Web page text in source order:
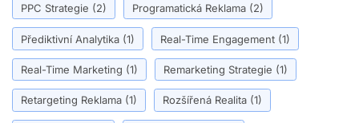
PPC Strategie (2) Programatická Reklama (2)
Přediktivní Analytika (1) Real-Time Engagement (1)
Real-Time Marketing (1) Remarketing Strategie (1)
Retargeting Reklama (1) Rozšířená Realita (1)